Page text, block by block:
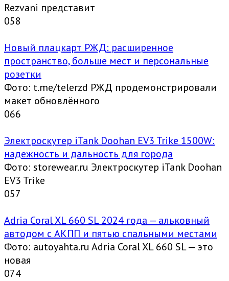
Rezvani представит
058
Новый плацкарт РЖД: расширенное
пространство, больше мест и персональные
розетки
Фото: t.me/telerzd РЖД продемонстрировали
макет обновлённого
066
Электроскутер iTank Doohan EV3 Trike 1500W:
надежность и дальность для города
Фото: storewear.ru Электроскутер iTank Doohan
EV3 Trike
057
Adria Coral XL 660 SL 2024 года — альковный
автодом с АКПП и пятью спальными местами
Фото: autoyahta.ru Adria Coral XL 660 SL — это
новая
074